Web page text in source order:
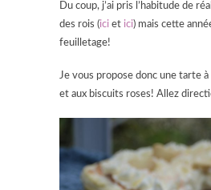
Du coup, j’ai pris l’habitude de
des rois (ici et ici) mais cette
feuilletage!
Je vous propose donc une tarte à
et aux biscuits roses! Allez